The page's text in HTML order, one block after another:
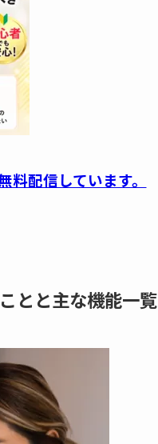
料配信しています。
とと主な機能一覧